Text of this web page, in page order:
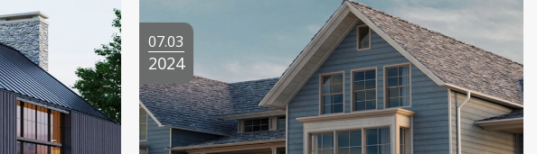
07.03
2024